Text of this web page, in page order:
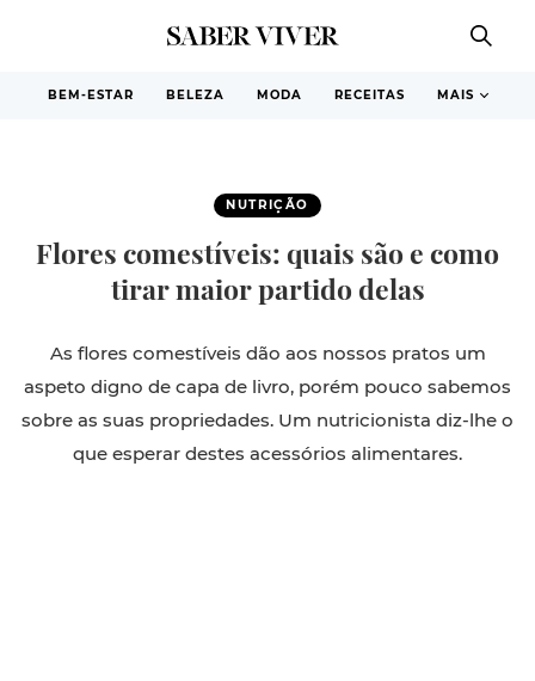
BEM-ESTAR BELEZA MODA RECEITAS MAIS
NUTRIÇÃO
Flores comestíveis: quais são e como
tirar maior partido delas
As flores comestíveis dão aos nossos pratos um
aspeto digno de capa de livro, porém pouco sabemos
sobre as suas propriedades. Um nutricionista diz-lhe o
que esperar destes acessórios alimentares.